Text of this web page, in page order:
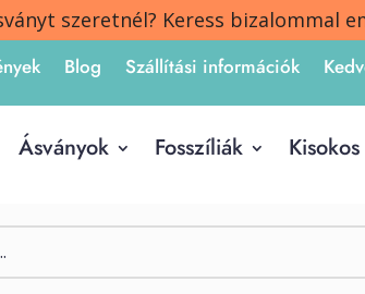
szeretnél? Keress bizalommal
Blog Szállítási információk
Ásványok Fosszíliák Kisokos